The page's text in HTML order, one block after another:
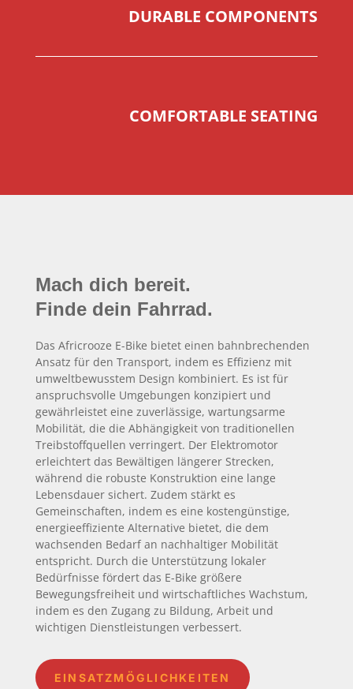
DURABLE COMPONENTS
COMFORTABLE SEATING
Mach dich bereit.
Finde dein Fahrrad.
Das Africrooze E-Bike bietet einen bahnbrechenden
Ansatz für den Transport, indem es Effizienz mit
umweltbewusstem Design kombiniert. Es ist für
anspruchsvolle Umgebungen konzipiert und
gewährleistet eine zuverlässige, wartungsarme
Mobilität, die die Abhängigkeit von traditionellen
Treibstoffquellen verringert. Der Elektromotor
erleichtert das Bewältigen längerer Strecken,
während die robuste Konstruktion eine lange
Lebensdauer sichert. Zudem stärkt es
Gemeinschaften, indem es eine kostengünstige,
energieeffiziente Alternative bietet, die dem
wachsenden Bedarf an nachhaltiger Mobilität
entspricht. Durch die Unterstützung lokaler
Bedürfnisse fördert das E-Bike größere
Bewegungsfreiheit und wirtschaftliches Wachstum,
indem es den Zugang zu Bildung, Arbeit und
wichtigen Dienstleistungen verbessert.
EINSATZMÖGLICHKEITEN